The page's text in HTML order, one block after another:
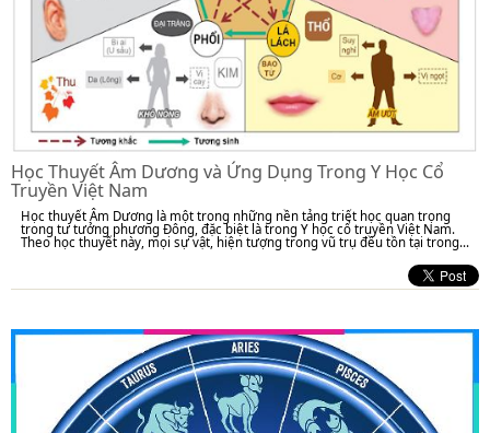
Học Thuyết Âm Dương và Ứng Dụng Trong Y Học Cổ
Truyền Việt Nam
Học thuyết Âm Dương là một trong những nền tảng triết học quan trọng
trong tư tưởng phương Đông, đặc biệt là trong Y học cổ truyền Việt Nam.
Theo học thuyết này, mọi sự vật, hiện tượng trong vũ trụ đều tồn tại trong...